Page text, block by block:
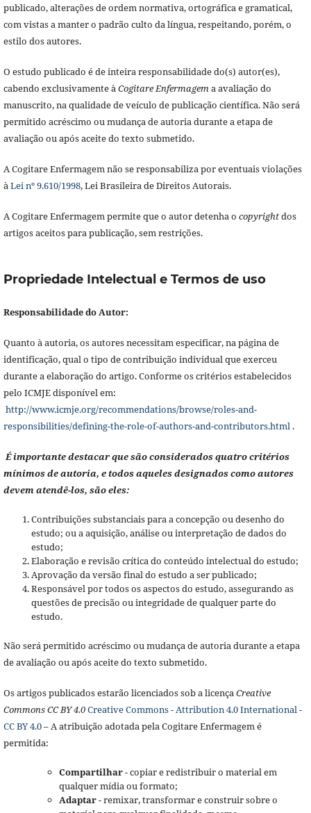
publicado, alterações de ordem normativa, ortográfica e gramatical,
com vistas a manter o padrão culto da língua, respeitando, porém, o
estilo dos autores.
O estudo publicado é de inteira responsabilidade do(s) autor(es),
cabendo exclusivamente àCogitare Enfermagema avaliação do
manuscrito, na qualidade de veículo de publicação científica. Não será
permitido acréscimo ou mudança de autoria durante a etapa de
avaliação ou após aceite do texto submetido.
A Cogitare Enfermagem não se responsabiliza por eventuais violações
àLei nº 9.610/1998, Lei Brasileira de Direitos Autorais.
A Cogitare Enfermagem permite que o autor detenha o copyrightdos
artigos aceitos para publicação, sem restrições.
Propriedade Intelectual e Termos de uso
Responsabilidade do Autor:
Quanto à autoria, os autores necessitam especificar, na página de
identificação, qual o tipo de contribuição individual que exerceu
durante a elaboração do artigo. Conforme os critérios estabelecidos
pelo ICMJE disponível em:
http://www.icmje.org/recommendations/browse/roles-and-
responsibilities/defining-the-role-of-authors-and-contributors.html.
É importante destacar que são considerados quatro critérios
mínimos de autoria, e todos aqueles designados como autores
devem atendê-los, são eles:
Contribuições substanciais para a concepção ou desenho do
estudo; ou a aquisição, análise ou interpretação de dados do
estudo;
Elaboração e revisão crítica do conteúdo intelectual do estudo;
Aprovação da versão final do estudo a ser publicado;
Responsável por todos os aspectos do estudo, assegurando as
questões de precisão ou integridade de qualquer parte do
estudo.
Não será permitido acréscimo ou mudança de autoria durante a etapa
de avaliação ou após aceite do texto submetido.
Os artigos publicados estarão licenciados sob a licençaCreative
Commons CC BY 4.0Creative Commons - Attribution 4.0 International -
CC BY 4.0– A atribuição adotada pela Cogitare Enfermagem é
permitida:
Compartilhar- copiar e redistribuir o material em
qualquer mídia ou formato;
Adaptar- remixar, transformar e construir sobre o